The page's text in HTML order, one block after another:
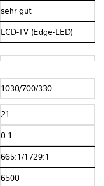
sehr gut
LCD-TV (Edge-LED)
1030/700/330
21
0.1
665:1/1729:1
6500